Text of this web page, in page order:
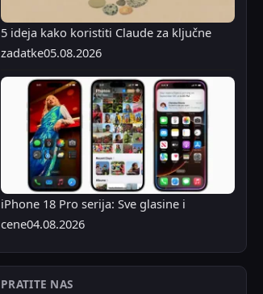
5 ideja kako koristiti Claude za ključne
zadatke05.08.2026
iPhone 18 Pro serija: Sve glasine i
cene04.08.2026
PRATITE NAS